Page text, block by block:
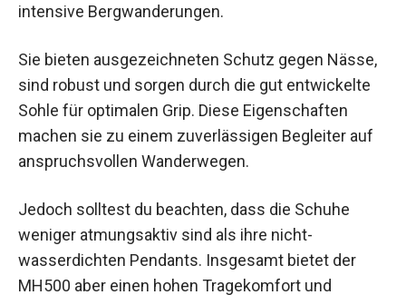
intensive Bergwanderungen.
Sie bieten ausgezeichneten Schutz gegen Nässe,
sind robust und sorgen durch die gut entwickelte
Sohle für optimalen Grip. Diese Eigenschaften
machen sie zu einem zuverlässigen Begleiter auf
anspruchsvollen Wanderwegen.
Jedoch solltest du beachten, dass die Schuhe
weniger atmungsaktiv sind als ihre nicht-
wasserdichten Pendants. Insgesamt bietet der
MH500 aber einen hohen Tragekomfort und